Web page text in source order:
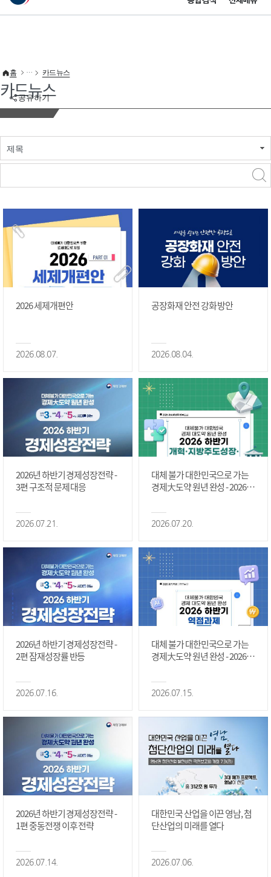
이 누리집은 대한민국 공식 전자정부 누리집입니다.
공유하기
홈 카드뉴스
카드뉴스
제목
2026 세제개편안
2026.08.07.
공장화재 안전 강화 방안
2026.08.04.
2026년 하반기 경제성장전략 -
3편 구조적 문제 대응
2026.07.21.
대체 불가 대한민국으로 가는
경제大도약 원년 완성 - 2026 하
정상화 #2편
2026.07.20.
2026년 하반기 경제성장전략 -
2편 잠재성장률 반등
2026.07.16.
대체 불가 대한민국으로 가는
경제大도약 원년 완성 - 2026 하
2026.07.15.
2026년 하반기 경제성장전략 -
1편 중동전쟁 이후 전략
2026.07.14.
대한민국 산업을 이끈 영남, 첨
단산업의 미래를 열다
2026.07.06.